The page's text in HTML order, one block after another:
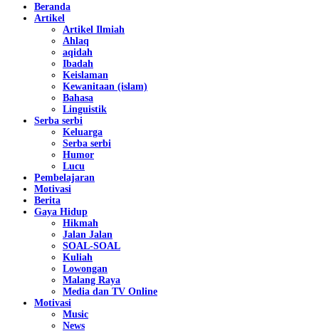
Beranda
Artikel
Artikel Ilmiah
Ahlaq
aqidah
Ibadah
Keislaman
Kewanitaan (islam)
Bahasa
Linguistik
Serba serbi
Keluarga
Serba serbi
Humor
Lucu
Pembelajaran
Motivasi
Berita
Gaya Hidup
Hikmah
Jalan Jalan
SOAL-SOAL
Kuliah
Lowongan
Malang Raya
Media dan TV Online
Motivasi
Music
News